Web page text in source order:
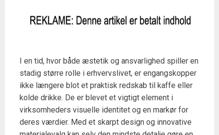
I en tid, hvor både æstetik og ansvarlighed spiller en
stadig større rolle i erhvervslivet, er engangskopper
ikke længere blot et praktisk redskab til kaffe eller
kolde drikke. De er blevet et vigtigt element i
virksomheders visuelle identitet og en markør for
deres værdier. Med et skarpt design og innovative